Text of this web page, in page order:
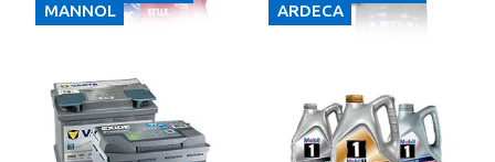
MANNOL
ARDECA